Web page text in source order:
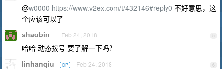
@w0000 https://www.v2ex.com/t/432146#reply0 不好意思，这
个应该可以了
5
shaobin Feb 24, 2018
哈哈 动态拨号 要了解一下吗？
6
linhanqiu OP Feb 24, 2018